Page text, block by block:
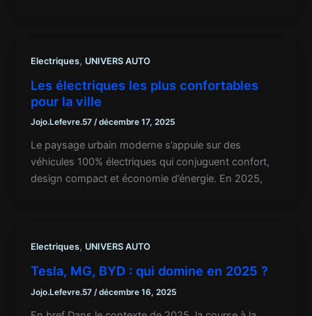
Electriques, UNIVERS AUTO
Les électriques les plus confortables
pour la ville
Jojo.Lefevre.57/décembre 17, 2025
Le paysage urbain moderne s’appuie sur des
véhicules 100% électriques qui conjuguent confort,
design compact et économie d’énergie. En 2025,
Electriques, UNIVERS AUTO
Tesla, MG, BYD : qui domine en 2025 ?
Jojo.Lefevre.57/décembre 16, 2025